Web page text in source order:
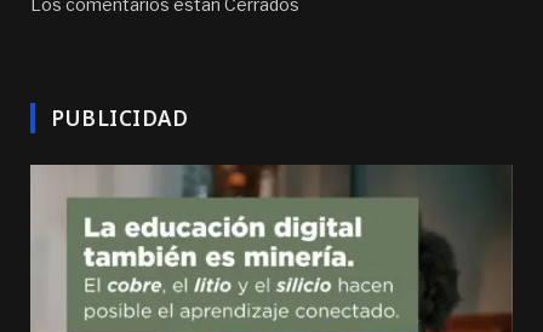
Los comentarios están Cerrados
PUBLICIDAD